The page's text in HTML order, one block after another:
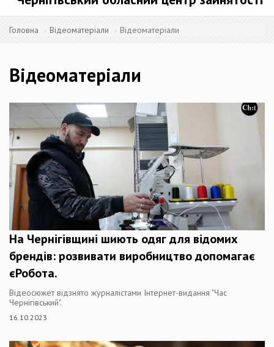
Головна Відеоматеріали Відеоматеріали
Відеоматеріали
На Чернігівщині шиють одяг для відомих
брендів: розвивати виробництво допомагає
єРобота.
Відеосюжет відзнято журналістами Інтернет-видання "Час
Чернігівський".
16.10.2023